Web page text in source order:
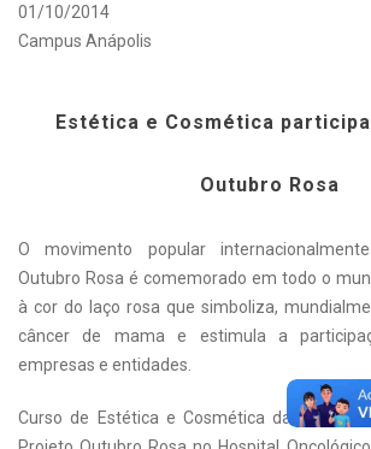
01/10/2014
Campus Anápolis
Estética e Cosmética
Outubro Rosa
O movimento popular
Outubro Rosa é comemorado em todo o
à cor do laço rosa que simboliza,
câncer de mama e estimula a
empresas e entidades.
Curso de Estética e Cosmética da